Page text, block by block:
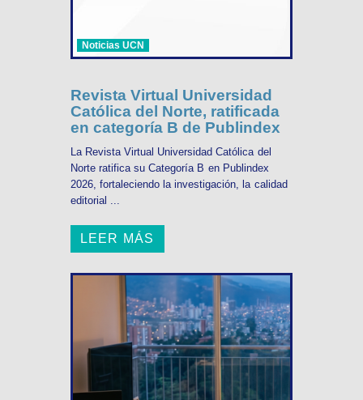
Noticias UCN
Revista Virtual Universidad
Católica del Norte, ratificada
en categoría B de Publindex
La Revista Virtual Universidad Católica del
Norte ratifica su Categoría B en Publindex
2026, fortaleciendo la investigación, la calidad
editorial ...
LEER MÁS